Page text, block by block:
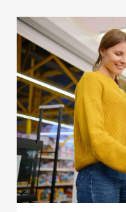
E
ETSY
PER
TUOI
DI